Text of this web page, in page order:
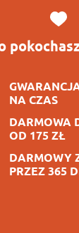
NA CZAS
DARMOWA
OD 175 ZŁ
DARMOWY
PRZEZ 365